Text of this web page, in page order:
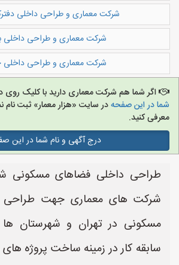
شرکت معماری و طراحی داخلی
شرکت معماری و طراحی داخلی
شرکت معماری و طراحی داخلی
اگر شما هم شرکت معماری دارید با کلیک روی
شما در این صفحهدر سایت «هزار معمار» ثبت
معرفی کنید.
درج آگهی و نام شما در این
طراحی داخلی فضاهای مسکونی
شرکت های معماری جهت طراحی
مسکونی در تهران و شهرستان
سابقه کار در زمینه ساخت پروژه